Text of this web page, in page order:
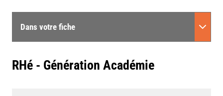
Dans votre fiche
RHé - Génération Académie